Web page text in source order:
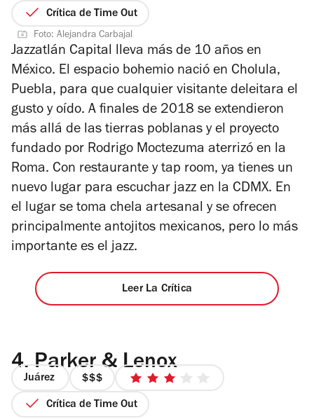
Crítica de Time Out
Foto: Alejandra Carbajal
Jazzatlán Capital lleva más de 10 años en
México. El espacio bohemio nació en Cholula,
Puebla, para que cualquier visitante deleitara el
gusto y oído. A finales de 2018 se extendieron
más allá de las tierras poblanas y el proyecto
fundado por Rodrigo Moctezuma aterrizó en la
Roma. Con restaurante y tap room, ya tienes un
nuevo lugar para escuchar jazz en la CDMX. En
el lugar se toma chela artesanal y se ofrecen
principalmente antojitos mexicanos, pero lo más
importante es el jazz.
Leer La Crítica
4. Parker & Lenox
Juárez
precio
3
3
Crítica de Time Out